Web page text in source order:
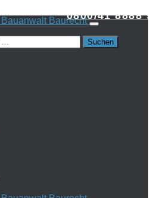
0800/41 8888 9